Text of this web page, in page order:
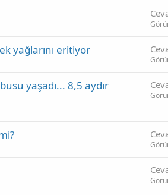
yağlarını eritiyor
yaşadı... 8,5 aydır